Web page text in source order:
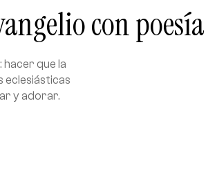
con poesía
que la
eclesiásticas
y adorar.